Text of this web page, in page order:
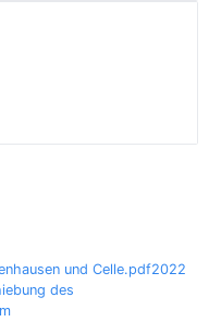
und Celle.pdf2022
des